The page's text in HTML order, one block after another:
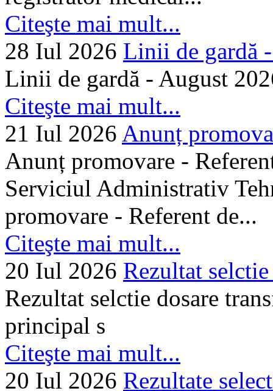
Citeşte mai mult...
28 Iul 2026 Linii de gardă
Linii de gardă - August
Citeşte mai mult...
21 Iul 2026 Anunț
Anunț promovare -
Serviciul Administrativ
promovare - Referent de...
Citeşte mai mult...
20 Iul 2026 Rezultat
Rezultat selctie dosare
principal s
Citeşte mai mult...
20 Iul 2026 Rezultate